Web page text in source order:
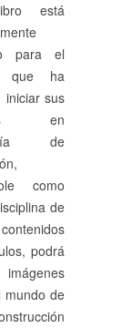
está
para el
que ha
iniciar sus
en
de
como
de
podrá
imágenes
mundo de